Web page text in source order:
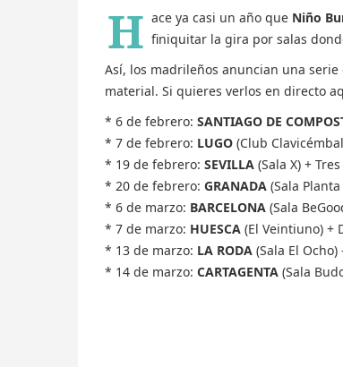
H ace ya casi un año que Niño
finiquitar la gira por salas
Así, los madrileños anuncian una
material. Si quieres verlos en directo
* 6 de febrero: SANTIAGO DE
* 7 de febrero: LUGO (Club
* 19 de febrero: SEVILLA (Sala X) +
* 20 de febrero: GRANADA (Sala
* 6 de marzo: BARCELONA (Sala
* 7 de marzo: HUESCA (El Veintiuno) +
* 13 de marzo: LA RODA (Sala El Ocho)
* 14 de marzo: CARTAGENTA (Sala